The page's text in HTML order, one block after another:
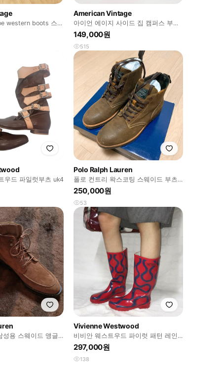
western boots 스퀘
American Vintage
아이언 에이지 사이드 집 캠퍼스 부츠
(1970년대 제품)
149,000원
515
우드 파일럿부츠 uk4
Polo Ralph Lauren
폴로 컨트리 왁스코팅 스웨이드 부츠
us9.5
250,000원
53
성용 스웨이드 앵글
Vivienne Westwood
비비안 웨스트우드 파이럿 패턴 레인
부츠
297,000원
138